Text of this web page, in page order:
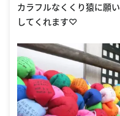
カラフルなくくり猿に願
してくれます♡